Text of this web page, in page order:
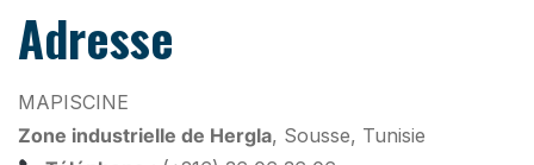
Adresse
MAPISCINE
Zone industrielle de Hergla, Sousse, Tunisie